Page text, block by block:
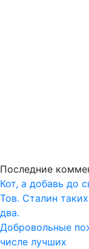
Последние
Кот, а добавь до
Тов. Сталин
два.
Добровольные
числе лучших